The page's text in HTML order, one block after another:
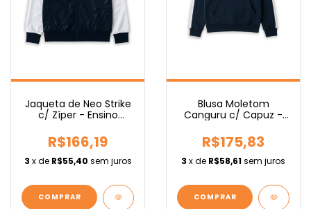
Jaqueta de Neo Strike
c/ Zíper - Ensino
R$166,19
3 x de R$55,40 sem juros
COMPRAR
Blusa Moletom
Canguru c/ Capuz -
R$175,83
3 x de R$58,61sem juros
COMPRAR